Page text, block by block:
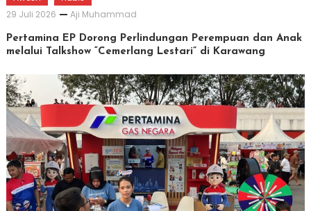
29 Juli 2026
Aji Muhammad
Pertamina EP Dorong Perlindungan Perempuan dan Anak
melalui Talkshow “Cemerlang Lestari” di Karawang